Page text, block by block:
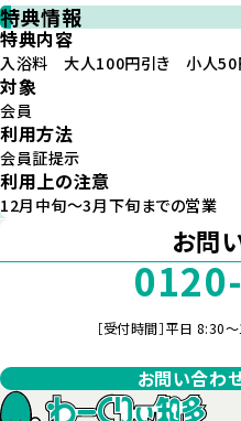
特典情報
特典内容
入浴料 大人100円引き 小人50
対象
会員
利用方法
会員証提示
利用上の注意
12月中旬～3月下旬までの営業
お問
［受付時間］平日 8:30
お問い合わ